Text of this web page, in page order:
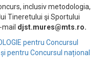
inclusiv metodologia,
Tineretului şi Sportului
djst.mures@mts.ro.
pentru Concursul
pentru Concursul național